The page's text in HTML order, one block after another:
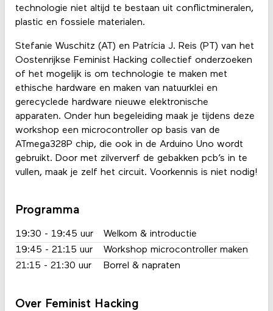
technologie niet altijd te bestaan uit conflictmineralen,
plastic en fossiele materialen.
Stefanie Wuschitz (AT) en Patrícia J. Reis (PT) van het
Oostenrijkse Feminist Hacking collectief onderzoeken
of het mogelijk is om technologie te maken met
ethische hardware en maken van natuurklei en
gerecyclede hardware nieuwe elektronische
apparaten. Onder hun begeleiding maak je tijdens deze
workshop een microcontroller op basis van de
ATmega328P chip, die ook in de Arduino Uno wordt
gebruikt. Door met zilververf de gebakken pcb’s in te
vullen, maak je zelf het circuit. Voorkennis is niet nodig!
Programma
19:30 - 19:45 uur
Welkom & introductie
19:45 - 21:15 uur
Workshop microcontroller maken
21:15 - 21:30 uur
Borrel & napraten
Over Feminist Hacking